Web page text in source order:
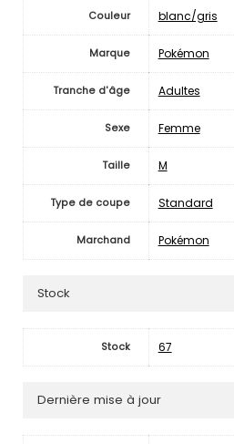
Couleur blanc/gris
Marque Pokémon
Tranche d'âge Adultes
Sexe Femme
Taille M
Type de coupe Standard
Marchand Pokémon
Stock
Stock 67
Dernière mise à jour